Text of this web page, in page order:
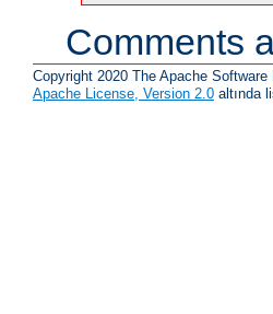
Comments
Copyright 2020 The Apache Software
Apache License, Version 2.0 altında